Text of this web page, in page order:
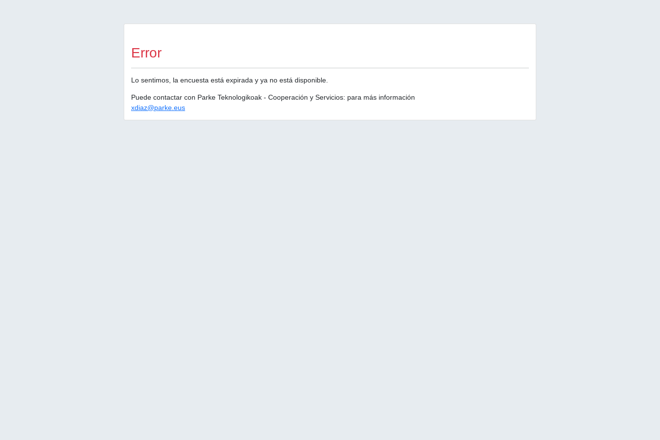
Error
Lo sentimos, la encuesta está expirada y ya no está disponible.
Puede contactar con Parke Teknologikoak - Cooperación y Servicios: para más información
xdiaz@parke.eus